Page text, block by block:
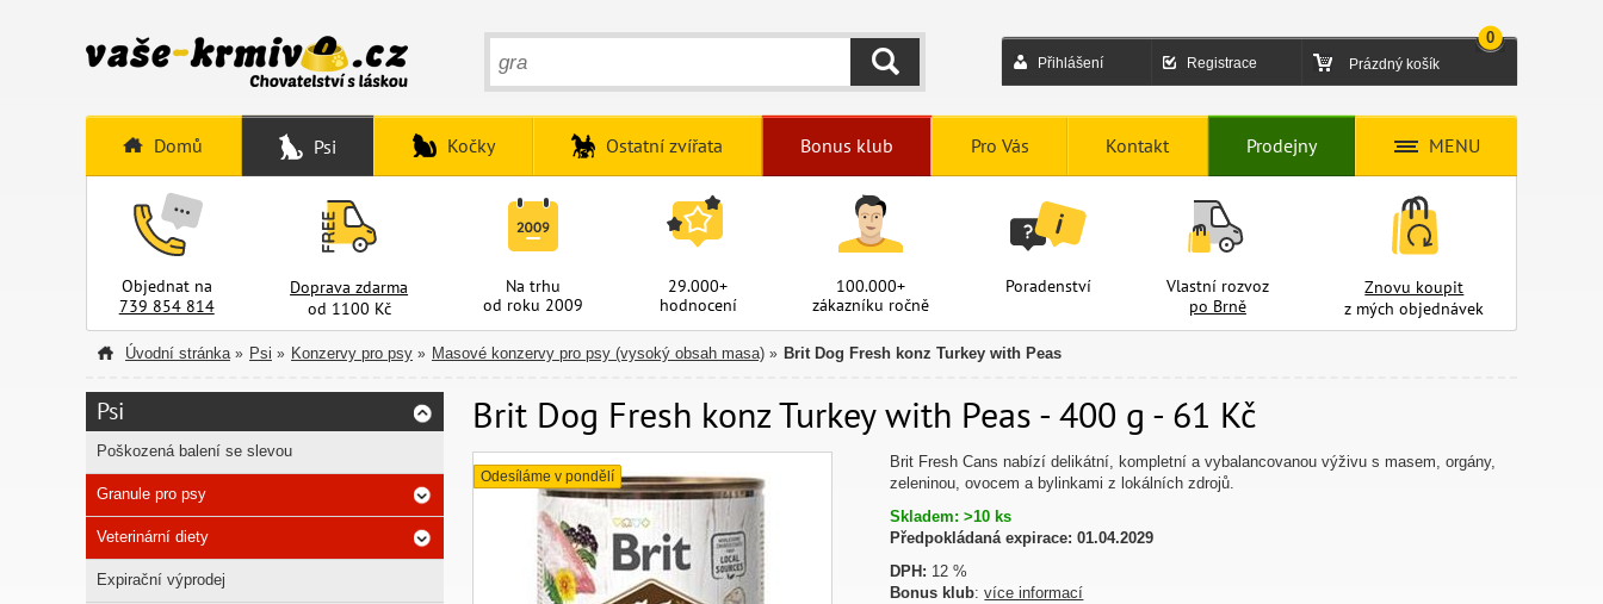
Přihlášení Registrace Prázdný košík
0
HLEDAT
Domů Psi Kočky Ostatní zvířata Bonus klub Pro Vás Kontakt Prodejny MENU
Objednat na
739 854 814
Doprava zdarma
od 1100 Kč
Na trhu
od roku 2009
29.000+
hodnocení
100.000+
zákazníku ročně
Poradenství
Vlastní rozvoz
po Brně
Znovu koupit
z mých objednávek
Úvodní stránka » Psi » Konzervy pro psy » Masové konzervy pro psy (vysoký obsah masa) » Brit Dog Fresh konz Turkey with Peas
Brit Dog Fresh konz Turkey with Peas - 400 g - 61 Kč
Odesíláme v pondělí
Brit Fresh Cans nabízí delikátní, kompletní a vybalancovanou výživu s masem, orgány,
zeleninou, ovocem a bylinkami z lokálních zdrojů.
Skladem: >10 ks
Předpokládaná expirace: 01.04.2029
DPH: 12 %
Bonus klub:více informací
Psi
Poškozená balení se slevou
Granule pro psy
Veterinární diety
Expirační výprodej